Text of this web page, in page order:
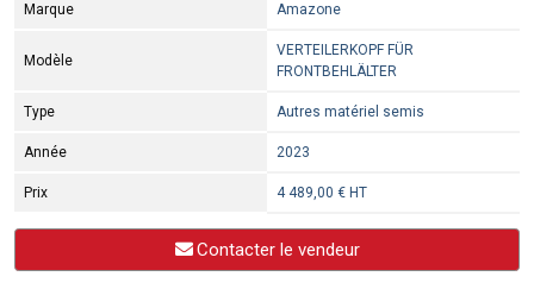
Marque Amazone
Modèle
VERTEILERKOPF FÜR
FRONTBEHLÄLTER
Type Autres matériel semis
Année 2023
Prix 4 489,00 € HT
Contacter le vendeur